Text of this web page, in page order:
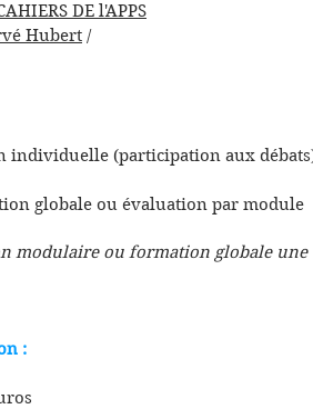
DE l'APPS
Hubert /
individuelle (participation aux
globale ou évaluation par module
modulaire ou formation globale
: